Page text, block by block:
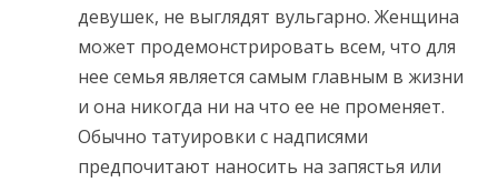
девушек, не выглядят вульгарно. Женщина
может продемонстрировать всем, что для
нее семья является самым главным в жизни
и она никогда ни на что ее не променяет.
Обычно татуировки с надписями
предпочитают наносить на запястья или